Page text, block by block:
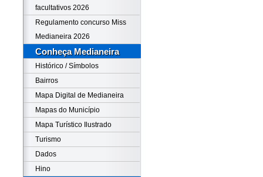
facultativos 2026
Regulamento concurso Miss
Medianeira 2026
Conheça Medianeira
Histórico / Símbolos
Bairros
Mapa Digital de Medianeira
Mapas do Município
Mapa Turístico Ilustrado
Turismo
Dados
Hino